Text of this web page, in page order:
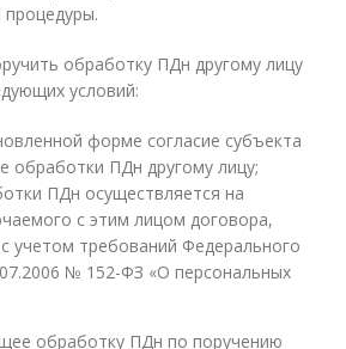
обработку ПДн другому лицу
условий:
форме согласие субъекта
обработки ПДн другому лицу;
ПДн осуществляется на
с этим лицом договора,
учетом требований Федерального
№ 152-ФЗ «О персональных
обработку ПДн по поручению